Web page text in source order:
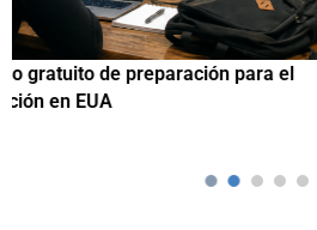
Si eres residente ingresa a
de preparación para el examen de